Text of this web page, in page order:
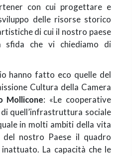
con cui progettare e
delle risorse storico
di cui il nostro paese
che vi chiediamo di
hanno fatto eco quelle del
Cultura della Camera
Mollicone: «Le cooperative
quell’infrastruttura sociale
in molti ambiti della vita
del nostro Paese il quadro
La capacità che le